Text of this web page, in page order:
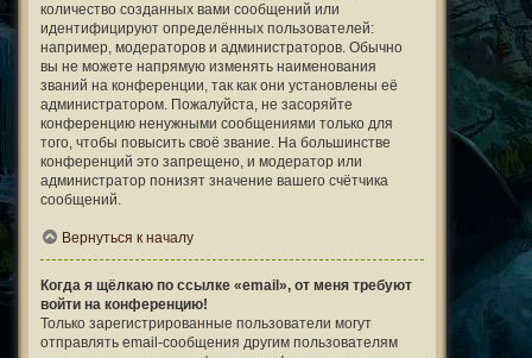
количество созданных вами сообщений или
идентифицируют определённых пользователей:
например, модераторов и администраторов. Обычно
вы не можете напрямую изменять наименования
званий на конференции, так как они установлены её
администратором. Пожалуйста, не засоряйте
конференцию ненужными сообщениями только для
того, чтобы повысить своё звание. На большинстве
конференций это запрещено, и модератор или
администратор понизят значение вашего счётчика
сообщений.
Вернуться к началу
Когда я щёлкаю по ссылке «email», от меня требуют
войти на конференцию!
Только зарегистрированные пользователи могут
отправлять email-сообщения другим пользователям